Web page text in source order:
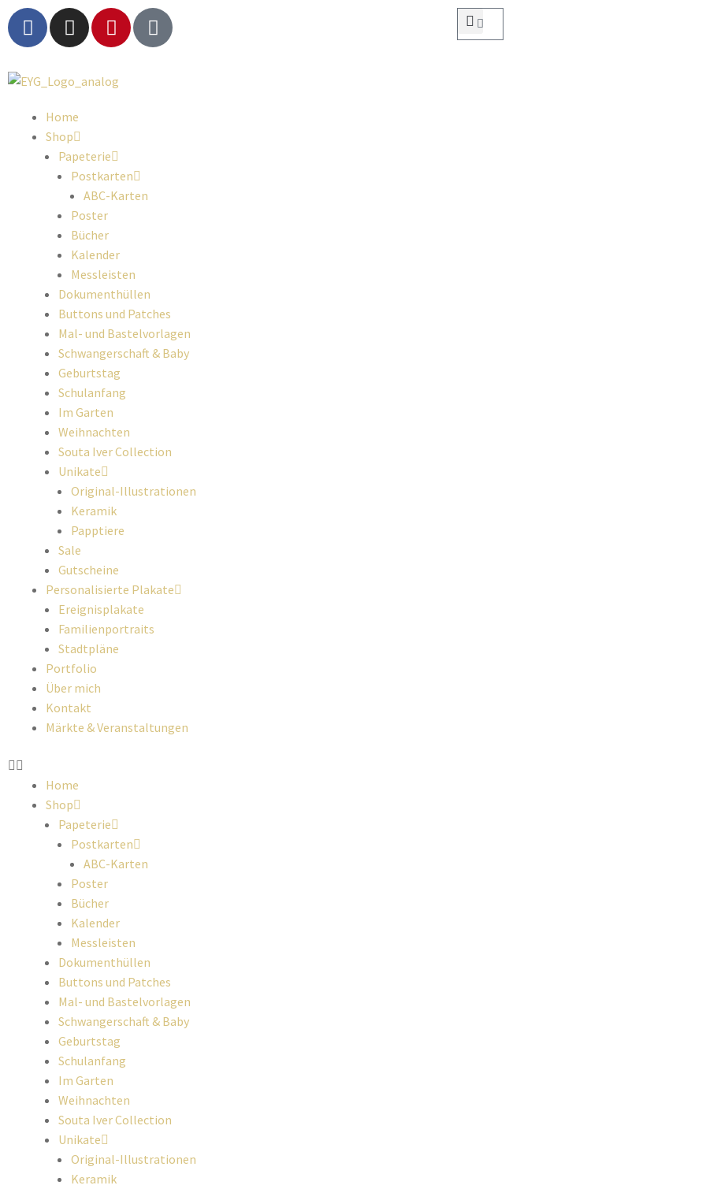
Home
Shop
Papeterie
Postkarten
ABC-Karten
Poster
Bücher
Kalender
Messleisten
Dokumenthüllen
Buttons und Patches
Mal- und Bastelvorlagen
Schwangerschaft & Baby
Geburtstag
Schulanfang
Im Garten
Weihnachten
Souta Iver Collection
Unikate
Original-Illustrationen
Keramik
Papptiere
Sale
Gutscheine
Personalisierte Plakate
Ereignisplakate
Familienportraits
Stadtpläne
Portfolio
Über mich
Kontakt
Märkte & Veranstaltungen
Home
Shop
Papeterie
Postkarten
ABC-Karten
Poster
Bücher
Kalender
Messleisten
Dokumenthüllen
Buttons und Patches
Mal- und Bastelvorlagen
Schwangerschaft & Baby
Geburtstag
Schulanfang
Im Garten
Weihnachten
Souta Iver Collection
Unikate
Original-Illustrationen
Keramik